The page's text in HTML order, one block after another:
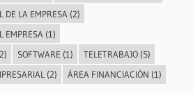
DE LA EMPRESA (2)
EMPRESA (1)
SOFTWARE (1) TELETRABAJO(5)
(2) ÁREA FINANCIACIÓN (1)